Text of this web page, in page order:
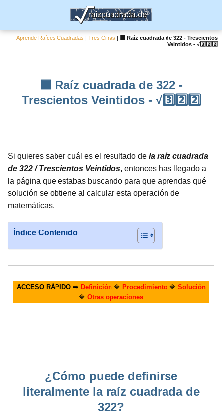
Aprende Raíces Cuadradas |Tres Cifras |
🟦 Raíz cuadrada de 322 - Trescientos
Veintidos - √3️⃣2️⃣2️⃣
🟦 Raíz cuadrada de 322 -
Trescientos Veintidos - √3️⃣2️⃣2️⃣
Si quieres saber cuál es el resultado de la raíz cuadrada
de 322 / Trescientos Veintidos, entonces has llegado a
la página que estabas buscando para que aprendas qué
solución se obtiene al calcular esta operación de
matemáticas.
Índice Contenido
ACCESO RÁPIDO➡️ Definición🔷 Procedimiento🔷 Solución
🔷 Otras operaciones
¿Cómo puede definirse
literalmente la raíz cuadrada de
322?